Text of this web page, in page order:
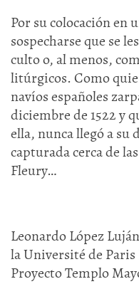
Por su colocación en
sospecharse que se
culto o, al menos,
litúrgicos. Como
navíos españoles
diciembre de 1522 y
ella, nunca llegó a su
capturada cerca de
Fleury…
Leonardo López
la Université de
Proyecto Templo